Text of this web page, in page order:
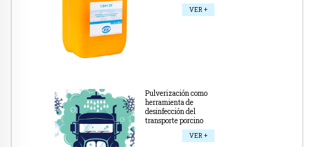
VER +
Pulverización como
herramienta de
desinfección del
transporte porcino
VER +